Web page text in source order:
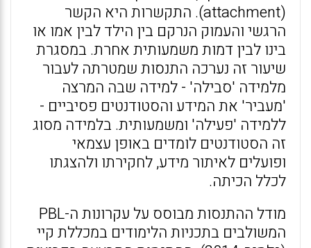
(attachment). התקשרות היא הקשר
הרגשי והעמוק הנרקם בין הילד לבין אמו או
בינו לבין דמות משמעותית אחרת. במסגרת
שיעור זה נערכה התנסות שמטרתה לעבור
מלמידה 'סבילה' - למידה שבה המרצה
'מעביר' את המידע והסטודנטים פסיביים -
ללמידה 'פעילה' ומשמעותית. בלמידה מסוג
זה הסטודנטים לומדים באופן עצמאי
ופועלים לאיתור מידע, לחקירתו ולהצגתו
לכלל הכיתה.
מודל ההתנסות מבוסס על עקרונות ה-PBL
המשולבים בתכניות הלימודים במכללת קיי